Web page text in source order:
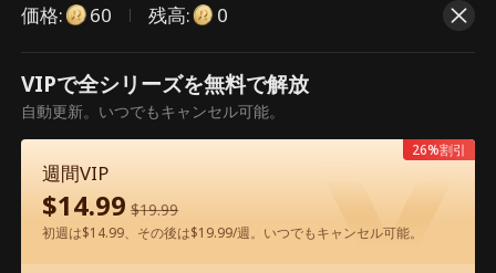
こちらは有料のエピソードです。視
聴いただくには解放が必要です。
60今すぐ解放
価格: 60 残高: 0
VIPで全シリーズを無料で解放
自動更新。いつでもキャンセル可能。
週間VIP
$14.99 $19.99
初週は$14.99、その後は$19.99/週。いつでもキャンセル可能。
26%割引